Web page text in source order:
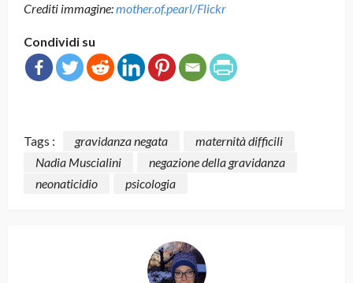
Crediti immagine:mother.of.pearl/Flickr
Condividi su
Tags : gravidanza negata
maternità difficili
Nadia Muscialini
negazione della gravidanza
neonaticidio
psicologia